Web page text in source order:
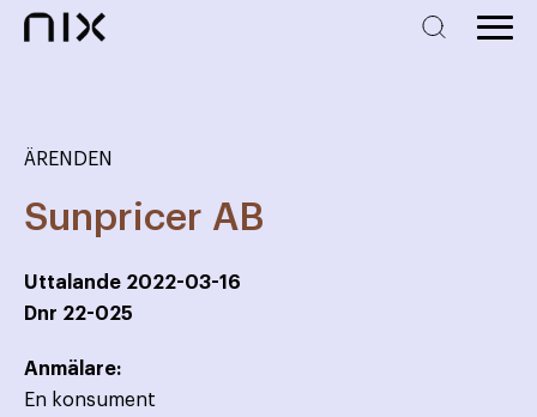
ÄRENDEN
Sunpricer AB
Uttalande 2022-03-16
Dnr 22-025
Anmälare:
En konsument